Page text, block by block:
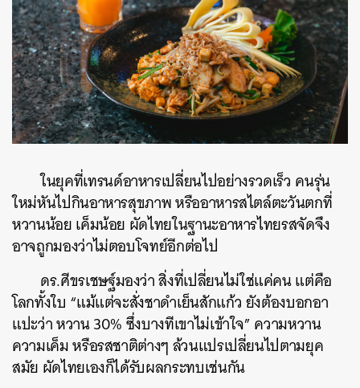
ในยุคที่เทรนด์อาหารเปลี่ยนไปอย่างรวดเร็ว คนรุ่น
ใหม่หันไปกินอาหารสุขภาพ หรืออาหารสไตล์ตะวันตกที่
หวานน้อย เค็มน้อย ผัดไทยในฐานะอาหารไทยรสจัดจึง
อาจถูกมองว่าไม่ตอบโจทย์อีกต่อไป
ดร.ศีขรเชษฐ์มองว่า สิ่งที่เปลี่ยนไม่ใช่แค่คน แต่คือ
โลกทั้งใบ “แม้แต่จะสั่งชาดำเย็นสักแก้ว ยังต้องบอกอา
แปะว่า หวาน 30% ซึ่งบางทีเขาไม่เข้าใจ” ความหวาน
ความเค็ม หรือรสชาติต่างๆ ล้วนแปรเปลี่ยนไปตามยุค
สมัย ผัดไทยเองก็ได้รับผลกระทบเช่นกัน